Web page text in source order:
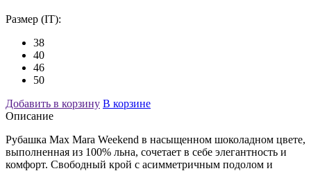
Размер (IT):
38
40
46
50
Добавить в корзину В корзине
Описание
Рубашка Max Mara Weekend в насыщенном шоколадном цвете,
выполненная из 100% льна, сочетает в себе элегантность и
комфорт. Свободный крой с асимметричным подолом и